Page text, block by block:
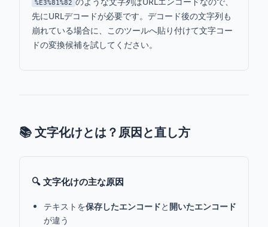
%E3%81%82
先にURLデコードが必要です。デコード後の文字列も
崩れている場合に、このツールへ貼り付けて文字コー
ドの変換候補を試してください。
📚 文字化けとは？原因と直し方
🔍 文字化けの主な原因
テキストを保存したエンコードと 開いたエンコード
が違う